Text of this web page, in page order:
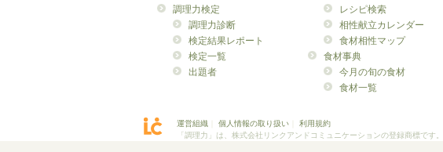
調理力検定
調理力診断
検定結果レポート
検定一覧
出題者
レシピ検索
相性献立カレンダー
食材相性マップ
食材事典
今月の旬の食材
食材一覧
運営組織 個人情報の取り扱い
利用規約
「調理力」は、株式会社リンクアンドコミュニケーションの登録商標です。